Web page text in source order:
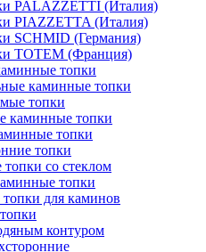
PALAZZETTI (Италия)
PIAZZETTA (Италия)
SCHMID (Германия)
TOTEM (Франция)
топки
каминные топки
топки
каминные топки
топки
топки
со стеклом
топки
для каминов
контуром